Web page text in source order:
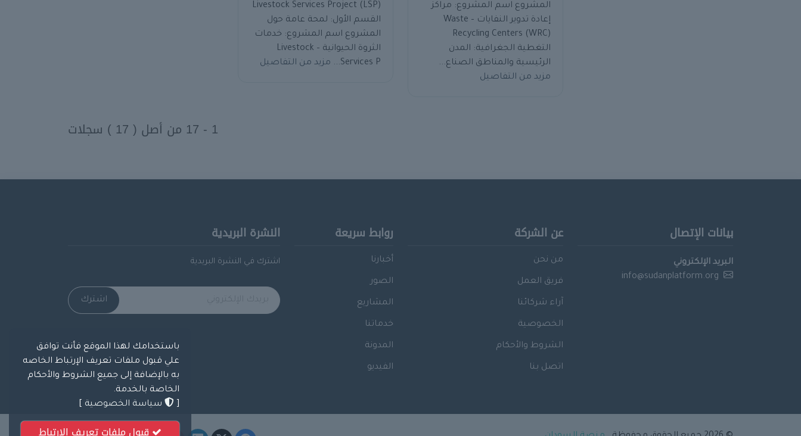
المشروع اسم المشروع: مراكز
إعادة تدوير النفايات – Waste
Recycling Centers (WRC)
التغطية الجغرافية: المدن
الرئيسية والمناطق الصناع...
مزيد من التفاصيل
Livestock Services Project (LSP)
القسم الأول: لمحة عامة حول
المشروع اسم المشروع: خدمات
الثروة الحيوانية – Livestock
Services P...
مزيد من التفاصيل
1 - 17 من أصل ( 17 ) سجلات
بيانات الإتصال
البريد الإلكتروني
info@sudanplatform.org
عن الشركة
من نحن
فريق العمل
آراء شركائنا
الخصوصية
الشروط والأحكام
اتصل بنا
روابط سريعة
أخبارنا
الصور
المشاريع
خدماتنا
المدونة
الفيديو
النشرة البريدية
اشترك في النشرة البريدية
اشترك
باستخدامك لهذا الموقع فأنت توافق
علي قبول ملفات تعريف الإرتباط الخاصه
به بالإضافة إلى جميع الشروط والأحكام
الخاصة بالخدمة.
[
سياسة الخصوصية ]
قبول ملفات تعريف الإرتباط